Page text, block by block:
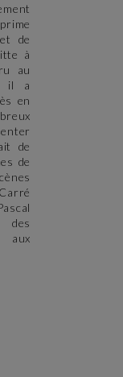
de
à
au
il a
en
de
de
aux